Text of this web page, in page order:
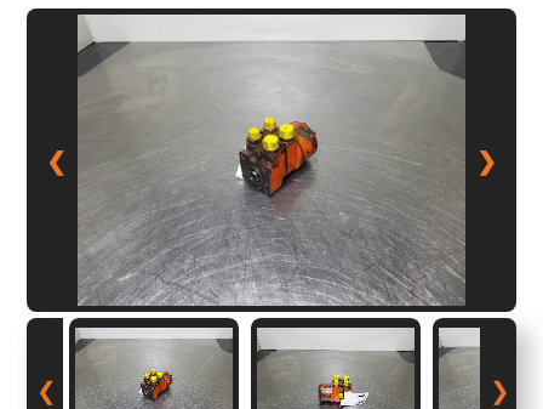
❮ ❯
❮ ❯